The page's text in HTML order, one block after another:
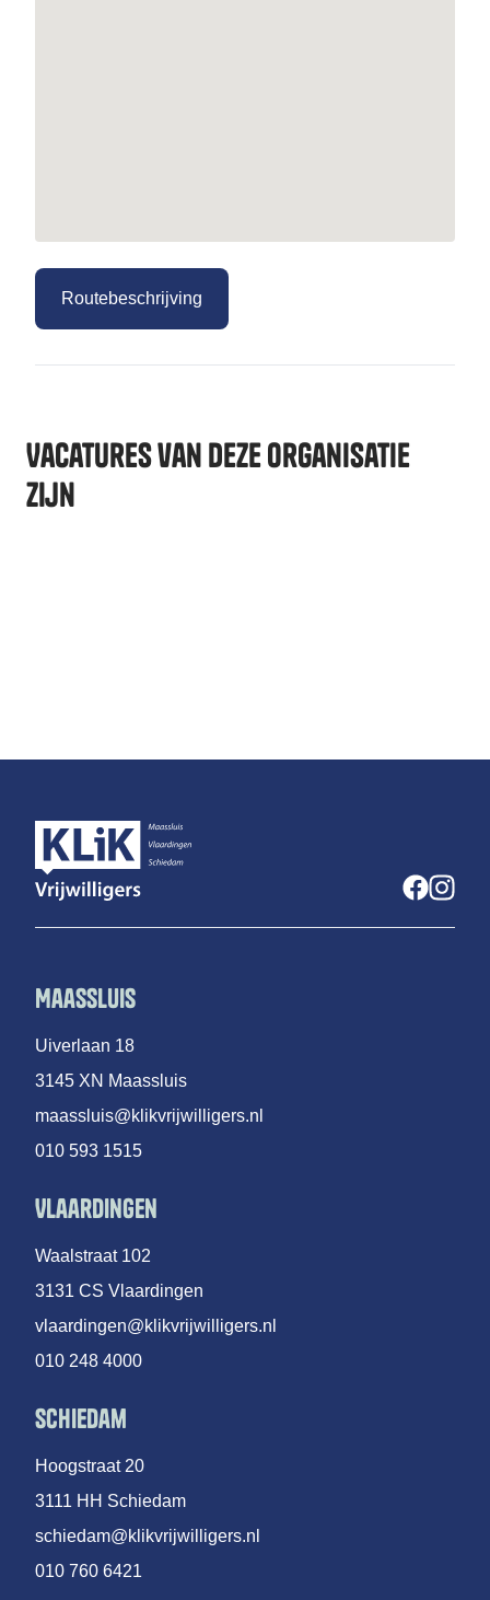
Routebeschrijving
Vacatures van deze organisatie
zijn
Maassluis
Uiverlaan 18
3145 XN Maassluis
maassluis@klikvrijwilligers.nl
010 593 1515
Vlaardingen
Waalstraat 102
3131 CS Vlaardingen
vlaardingen@klikvrijwilligers.nl
010 248 4000
Schiedam
Hoogstraat 20
3111 HH Schiedam
schiedam@klikvrijwilligers.nl
010 760 6421